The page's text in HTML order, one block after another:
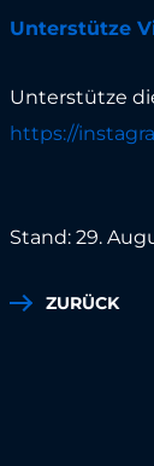
Unterstütze
Unterstütze
https://
Stand: 29.
ZURÜCK